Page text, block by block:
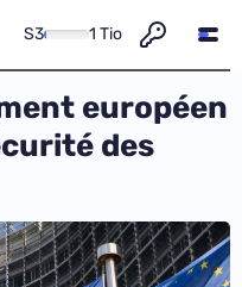
S3 1 Tio
européen
des